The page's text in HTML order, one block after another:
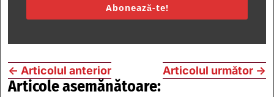
Abonează-te!
← Articolul anterior Articolul următor →
Articole asemănătoare: